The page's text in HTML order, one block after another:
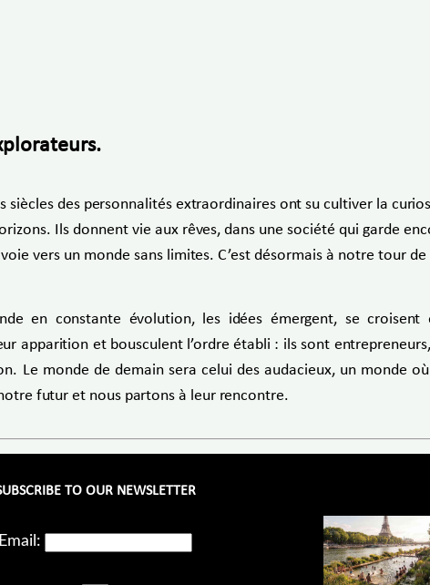
siècles des personnalités extraordinaires ont su cultiver la
Ils donnent vie aux rêves, dans une société qui garde
vers un monde sans limites. C’est désormais à notre tour
en constante évolution, les idées émergent, se croisent
apparition et bousculent l’ordre établi : ils sont
Le monde de demain sera celui des audacieux, un monde
futur et nous partons à leur rencontre.
TO OUR NEWSLETTER
Email: